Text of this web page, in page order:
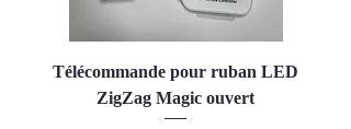
Télécommande pour ruban LED
ZigZag Magic ouvert